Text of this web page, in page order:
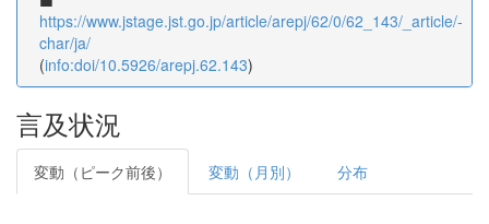
https://www.jstage.jst.go.jp/article/arepj/62/0/62_143/_article/-
char/ja/
(info:doi/10.5926/arepj.62.143)
言及状況
変動（ピーク前後） 変動（月別） 分布